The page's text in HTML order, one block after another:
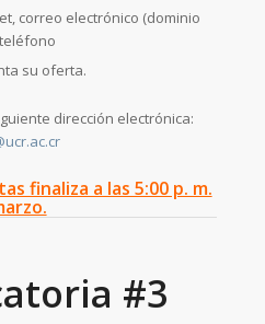
correo electrónico (dominio
su oferta.
dirección electrónica:
finaliza a las 5:00 p. m.
#3